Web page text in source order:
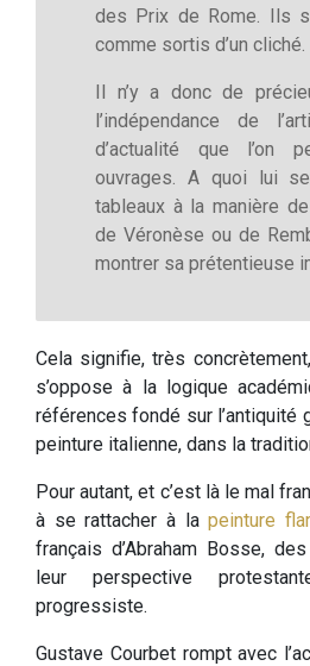
des Prix de Rome. Ils
comme sortis d’un cliché.
Il n’y a donc de
l’indépendance de
d’actualité que l’on
ouvrages. A quoi lui
tableaux à la manière
de Véronèse ou de
montrer sa prétentieuse
Cela signifie, très
s’oppose à la logique
références fondé sur l’antiquité
peinture italienne, dans la
Pour autant, et c’est là le mal
à se rattacher à lapeinture
français d’Abraham Bosse,
leur perspective
progressiste.
Gustave Courbet rompt avec